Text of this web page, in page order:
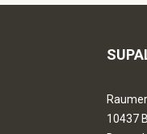
10437